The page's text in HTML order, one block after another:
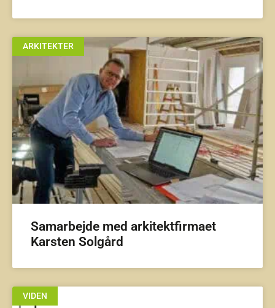
ARKITEKTER
Samarbejde med arkitektfirmaet
Karsten Solgård
VIDEN